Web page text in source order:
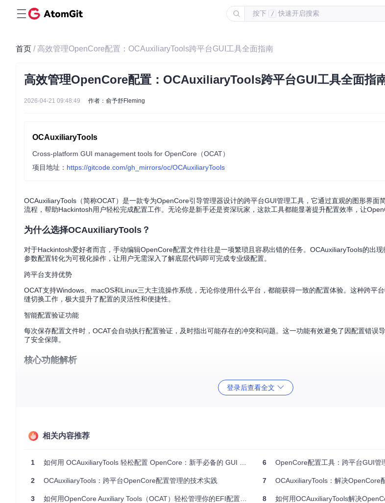
按下 / 快速开启搜索
首页 / 高效管理OpenCore配置：OCAuxiliaryTools跨平台GUI工具全面指南
高效管理OpenCore配置：OCAuxiliaryTools跨平台GUI工具全面指
2026-04-21 09:48:49 作者：俞予舒Fleming
OCAuxiliaryTools
Cross-platform GUI management tools for OpenCore（OCAT）
项目地址： https://gitcode.com/gh_mirrors/oc/OCAuxiliaryTools
OCAuxiliaryTools（简称OCAT）是一款专为OpenCore引导管理器设计的跨平台GUI管理工具，它通过直观的图形界面
流程，帮助Hackintosh用户轻松完成配置工作。无论你是新手还是资深玩家，这款工具都能显著提升配置效率，让
为什么选择OCAuxiliaryTools？
对于Hackintosh爱好者而言，手动编辑OpenCore配置文件往往是一项繁琐且容易出错的任务。OCAuxiliaryTools的出
参数配置转化为可视化操作，让用户无需深入了解底层代码即可完成专业级配置。
跨平台支持优势
OCAT支持Windows、macOS和Linux三大主流操作系统，无论你使用什么平台，都能获得一致的配置体验。这种跨平
缝切换工作，极大提升了配置的灵活性和便捷性。
智能配置验证功能
每次保存配置文件时，OCAT会自动执行配置验证，及时指出可能存在的冲突和问题。这一功能有效避免了因配置错误
了安全保障。
核心功能解析
OCAT能够自动检测并挂载EFI分区，直接打开其中的config.plist文件，省去了手动操作的麻烦。这一功能对于新手用户
通过OCAT，用户可以轻松检查并应用OpenCore、资源和Kext的更新。只需几次点击，就能确保系统组件始终保持最新
工具提供了丰富的预设菜单，包括ACPI、Kernel等列表，以及针对Intel和AMD CPU的建议Quirks下拉菜单。这些预设
南，确保用户能够快速应用经过验证的配置方案。
登录后查看全文
相关内容推荐
1 如何用 OCAuxiliaryTools 轻松配置 OpenCore：新手必备的 GUI 工具指南
2 OCAuxiliaryTools：跨平台OpenCore配置管理的技术实践
3 如何用OpenCore Auxiliary Tools（OCAT）轻松管理你的EFI配置？超实用的跨平台GUI工具全解析
6 OpenCore配置工具：跨平台GUI管
7 OCAuxiliaryTools：解决OpenCore配置难题的
8 如何用OCAuxiliaryTools解决